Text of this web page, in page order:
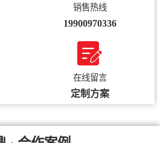
销售热线
19900970336
在线留言
定制方案